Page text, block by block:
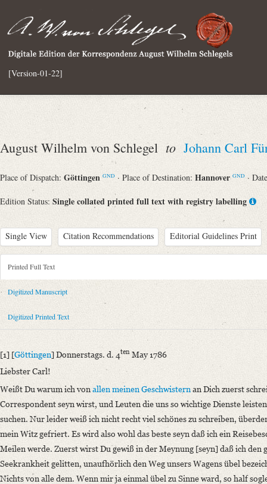
[Version-01-22]
August Wilhelm von Schlegel to Johann Carl
Place of Dispatch: Göttingen GND · Place of Destination: Hannover GND ·
Edition Status: Single collated printed full text with registry labelling
Single View Citation Recommendations Editorial Guidelines Print
Metadata Concerning Header
Sender: August Wilhelm von Schlegel
Recipient: Johann Carl Fürchtegott Schlegel
Place of Dispatch: Göttingen
Place of Destination: Hannover
Notations: Absendeort erschlossen.
Printed Text
Provider: Dresden, Sächsische Landesbibliothek - Staats- und
OAI Id: 343347008
Bibliography: Briefe von und an August Wilhelm Schlegel.
Incipit: „[1] [Göttingen] Donnerstags. d. 4ten May 1786
Liebster Carl!
Weißt Du warum ich von allen meinen Geschwistern an Dich zuerst
Printed Full Text
Digitized Manuscript
Digitized Printed Text
[1] [Göttingen] Donnerstags. d. 4ten May 1786
Liebster Carl!
Weißt Du warum ich vonallen meinen Geschwisternan Dich zuerst
Correspondent seyn wirst, und Leuten die uns so wichtige Dienste
suchen. Nur leider weiß ich nicht recht viel schönes zu schreiben,
mein Witz gefriert. Es wird also wohl das beste seyn daß ich ein
Meilen werde. Zuerst wirst Du gewiß in der Meynung [seyn] daß ich den
Seekrankheit gelitten, unaufhörlich den Weg unsers Wagens übel
Nichts von alle dem. Wenn mir ja einmal übel zu Sinne ward, so half